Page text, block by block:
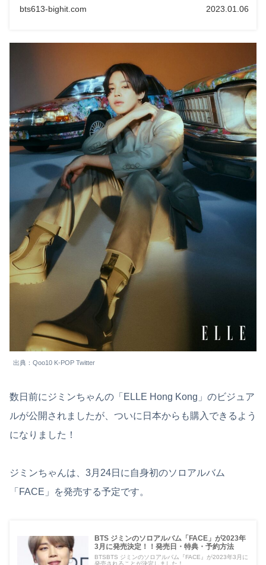
bts613-bighit.com 2023.01.06
出典：Qoo10 K-POP Twitter
数日前にジミンちゃんの「ELLE Hong Kong」のビジュア
ルが公開されましたが、ついに日本からも購入できるよう
になりました！
ジミンちゃんは、3月24日に自身初のソロアルバム
「FACE」を発売する予定です。
BTS ジミンのソロアルバム「FACE」が2023年
3月に発売決定！！発売日・特典・予約方法
BTSBTS ジミンのソロアルバム『FACE』が2023年3月に
発売されることが決定しました！...